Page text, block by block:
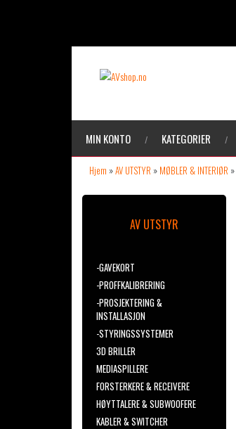
MIN KONTO KATEGORIER
Hjem »AV UTSTYR » MØBLER & INTERIØR »
AV UTSTYR
-GAVEKORT
-PROFFKALIBRERING
-PROSJEKTERING &
INSTALLASJON
-STYRINGSSYSTEMER
3D BRILLER
MEDIASPILLERE
FORSTERKERE & RECEIVERE
HØYTTALERE & SUBWOOFERE
KABLER & SWITCHER